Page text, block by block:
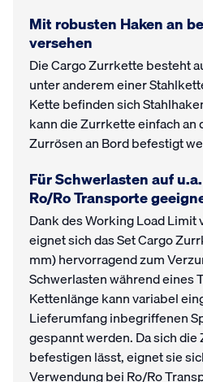
Mit robusten Haken an
versehen
Die Cargo Zurrkette besteht
unter anderem einer
Kette befinden sich
kann die Zurrkette einfach an
Zurrösen an Bord befestigt
Für Schwerlasten auf
Ro/Ro Transporte
Dank des Working Load Limit
eignet sich das Set Cargo
mm) hervorragend zum
Schwerlasten während eines
Kettenlänge kann variabel
Lieferumfang inbegriffenen
gespannt werden. Da sich
befestigen lässt, eignet sie
Verwendung bei Ro/Ro